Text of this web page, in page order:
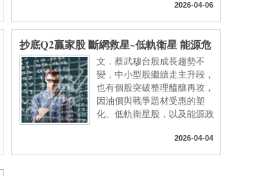
2026-04-06
抄底Q2贏家股 斷網救星~低軌衛星 能源危
機~核電自主 績優金融股與ETF含金量
文．蔡武穆台股成長趨勢不
變，中小型股繼續走主升段，
也有個股突破整理醞釀再攻，
因油價與戰爭題材受惠的塑
化、低軌衛星股，以及能源政
2026-04-04